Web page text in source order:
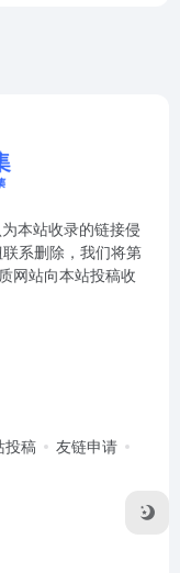
本站收录的链接侵
系删除，我们将第
网站向本站投稿收
投稿
友链申请